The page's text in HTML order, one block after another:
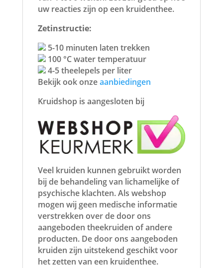
uw reacties zijn op een kruidenthee.
Zetinstructie:
5-10 minuten laten trekken
100 °C water temperatuur
4-5 theelepels per liter
Bekijk ook onzeaanbiedingen
Kruidshop is aangesloten bij
Veel kruiden kunnen gebruikt worden
bij de behandeling van lichamelijke of
psychische klachten. Als webshop
mogen wij geen medische informatie
verstrekken over de door ons
aangeboden theekruiden of andere
producten. De door ons aangeboden
kruiden zijn uitstekend geschikt voor
het zetten van een kruidenthee.